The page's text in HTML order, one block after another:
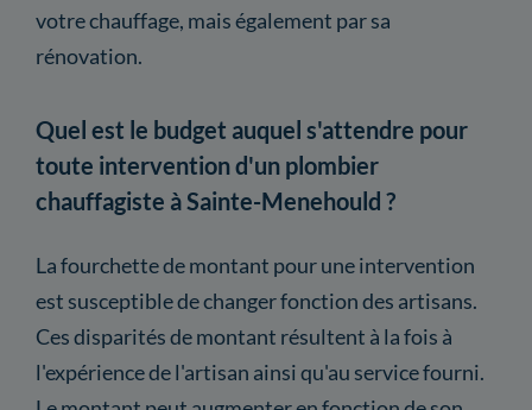
votre chauffage, mais également par sa
rénovation.
Quel est le budget auquel s'attendre pour
toute intervention d'un plombier
chauffagiste à Sainte-Menehould ?
La fourchette de montant pour une intervention
est susceptible de changer fonction des artisans.
Ces disparités de montant résultent à la fois à
l'expérience de l'artisan ainsi qu'au service fourni.